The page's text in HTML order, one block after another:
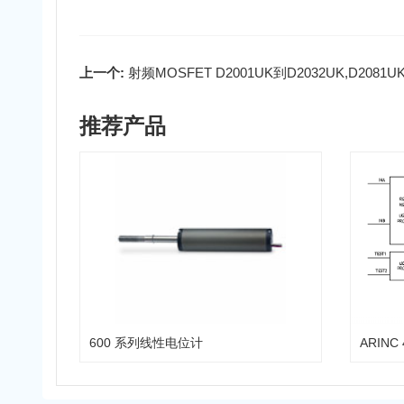
上一个: 射频MOSFET D2001UK到
推荐产品
600 系列线性电位计 ARINC